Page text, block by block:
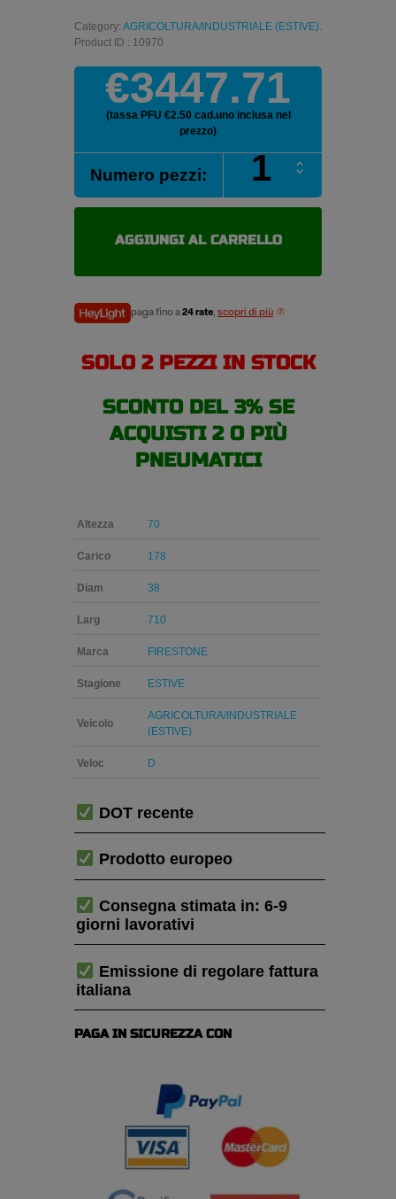
Category: AGRICOLTURA/INDUSTRIALE (ESTIVE)
Product ID : 10970
€3447.71
(tassa PFU €2.50 cad.uno inclusa nel
prezzo)
Numero pezzi:
FIRESTONE
MAXTRAC
IF710/70
178D
AGGIUNGI AL CARRELLO
paga fino a24 rate, scopri di più
SOLO 2 PEZZI IN STOCK
SCONTO DEL 3% SE
ACQUISTI 2 O PIÙ
PNEUMATICI
Altezza 70
Carico 178
Diam 38
Larg 710
Marca FIRESTONE
Stagione ESTIVE
Veicolo
AGRICOLTURA/INDUSTRIALE
(ESTIVE)
Veloc D
DOT recente
Prodotto europeo
Consegna stimata in: 6-9
giorni lavorativi
Emissione di regolare fattura
italiana
PAGA IN SICUREZZA CON